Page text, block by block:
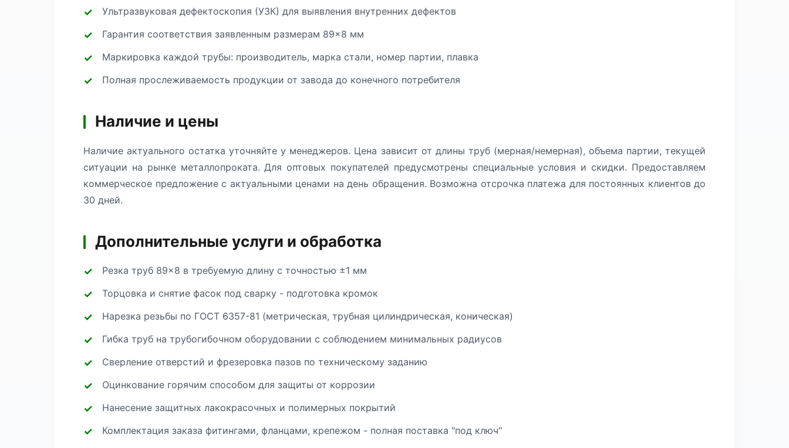
Ультразвуковая дефектоскопия (УЗК) для выявления внутренних дефектов
Гарантия соответствия заявленным размерам 89×8 мм
Маркировка каждой трубы: производитель, марка стали, номер партии, плавка
Полная прослеживаемость продукции от завода до конечного потребителя
Наличие и цены
Наличие актуального остатка уточняйте у менеджеров. Цена зависит от длины труб (мерная/немерная), объема партии, текущей
ситуации на рынке металлопроката. Для оптовых покупателей предусмотрены специальные условия и скидки. Предоставляем
коммерческое предложение с актуальными ценами на день обращения. Возможна отсрочка платежа для постоянных клиентов до
30 дней.
Дополнительные услуги и обработка
Резка труб 89×8 в требуемую длину с точностью ±1 мм
Торцовка и снятие фасок под сварку - подготовка кромок
Нарезка резьбы по ГОСТ 6357-81 (метрическая, трубная цилиндрическая, коническая)
Гибка труб на трубогибочном оборудовании с соблюдением минимальных радиусов
Сверление отверстий и фрезеровка пазов по техническому заданию
Оцинкование горячим способом для защиты от коррозии
Нанесение защитных лакокрасочных и полимерных покрытий
Комплектация заказа фитингами, фланцами, крепежом - полная поставка "под ключ"